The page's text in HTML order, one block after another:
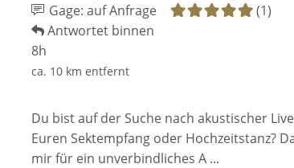
Gage: auf Anfrage
Antwortet binnen
8h
ca. 10 km entfernt
(1)
Du bist auf der Suche nach akustischer
Euren Sektempfang oder Hochzeitstanz?
mir für ein unverbindliches A ...